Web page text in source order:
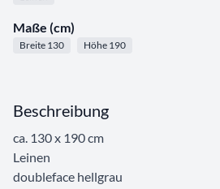
Maße (cm)
Breite 130 Höhe 190
Beschreibung
ca. 130 x 190 cm
Leinen
doubleface hellgrau